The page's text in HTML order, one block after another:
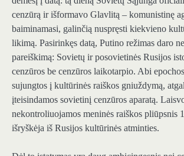
cenzūrą ir išformavo Glavlitą – komunistinę
baiminamasi, galinčią nuspręsti kiekvieno
likimą. Pasirinkęs datą, Putino režimas daro
pareiškimą: Sovietų ir posovietinės Rusijos
cenzūros be cenzūros laikotarpio. Abi
sujungtos į kultūrinės raiškos gniuždymą,
įteisindamos sovietinį cenzūros aparatą.
nekontroliuojamos meninės raiškos pliūpsnis
išryškėja iš Rusijos kultūrinės atminties.